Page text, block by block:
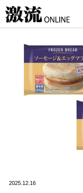
2025.12.16